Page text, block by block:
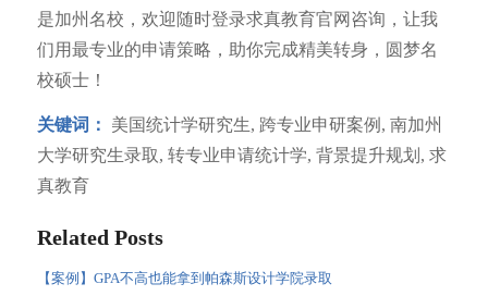
是加州名校，欢迎随时登录求真教育官网咨询，让我
们用最专业的申请策略，助你完成精美转身，圆梦名
校硕士！
关键词：
美国统计学研究生, 跨专业申研案例, 南加州
大学研究生录取, 转专业申请统计学, 背景提升规划, 求
真教育
Related Posts
【案例】GPA不高也能拿到帕森斯设计学院录取